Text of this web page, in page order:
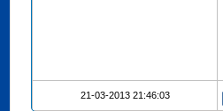
21-03-2013 21:46:03